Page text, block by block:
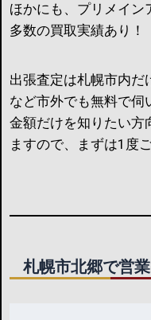
ほかにも、プリメイン
多数の買取実績あり！
出張査定は札幌市内だ
など市外でも無料で伺
金額だけを知りたい方
ますので、まずは1度
札幌市北郷で営